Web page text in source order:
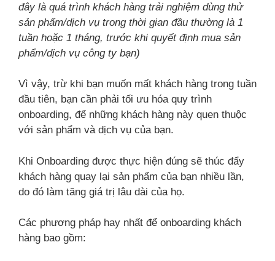
đây là quá trình khách hàng trải nghiệm dùng thử
sản phẩm/dịch vụ trong thời gian đầu thường là 1
tuần hoặc 1 tháng, trước khi quyết định mua sản
phẩm/dịch vụ công ty bạn)
Vì vậy, trừ khi bạn muốn mất khách hàng trong tuần
đầu tiên, bạn cần phải tối ưu hóa quy trình
onboarding, để những khách hàng này quen thuộc
với sản phẩm và dịch vụ của bạn.
Khi Onboarding được thực hiện đúng sẽ thúc đẩy
khách hàng quay lại sản phẩm của bạn nhiều lần,
do đó làm tăng giá trị lâu dài của họ.
Các phương pháp hay nhất để onboarding khách
hàng bao gồm: